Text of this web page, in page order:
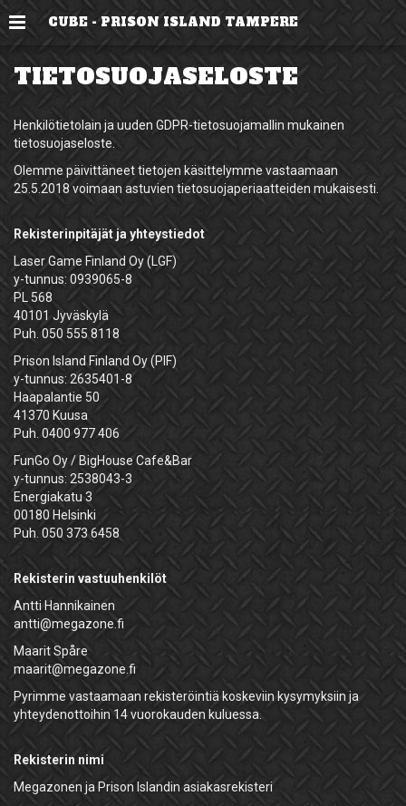
Valikko
CUBE - PRISON ISLAND TAMPERE
TIETOSUOJASELOSTE
Henkilötietolain ja uuden GDPR-tietosuojamallin mukainen
tietosuojaseloste.
Olemme päivittäneet tietojen käsittelymme vastaamaan
25.5.2018 voimaan astuvien tietosuojaperiaatteiden mukaisesti.
Rekisterinpitäjät ja yhteystiedot
Laser Game Finland Oy (LGF)
y-tunnus: 0939065-8
PL 568
40101 Jyväskylä
Puh. 050 555 8118
Prison Island Finland Oy (PIF)
y-tunnus: 2635401-8
Haapalantie 50
41370 Kuusa
Puh. 0400 977 406
FunGo Oy / BigHouse Cafe&Bar
y-tunnus: 2538043-3
Energiakatu 3
00180 Helsinki
Puh. 050 373 6458
Rekisterin vastuuhenkilöt
Antti Hannikainen
antti@megazone.fi
Maarit Spåre
maarit@megazone.fi
Pyrimme vastaamaan rekisteröintiä koskeviin kysymyksiin ja
yhteydenottoihin 14 vuorokauden kuluessa.
Rekisterin nimi
Megazonen ja Prison Islandin asiakasrekisteri